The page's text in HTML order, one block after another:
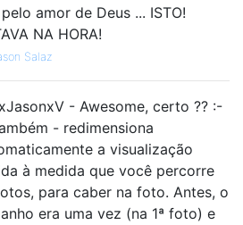
pelo amor de Deus ... ISTO!
NA HORA!
Salaz
- Awesome, certo ?? :-
- redimensiona
a visualização
à medida que você percorre
para caber na foto. Antes, o
era uma vez (na 1ª foto) e